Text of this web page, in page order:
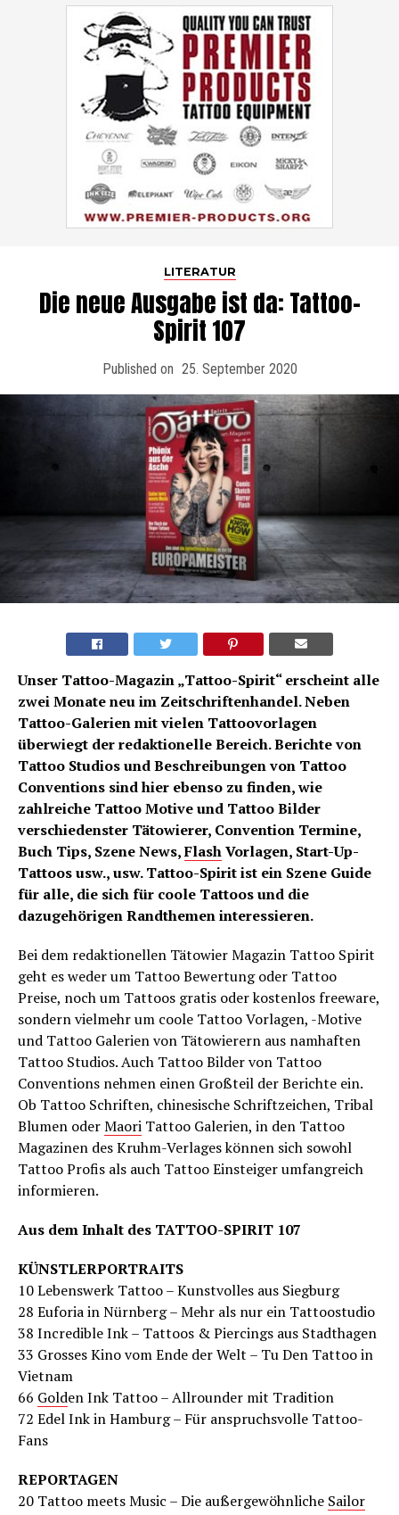
LITERATUR
Die neue Ausgabe ist da: Tattoo-
Spirit 107
Published on 25. September 2020
Unser Tattoo-Magazin „Tattoo-Spirit“ erscheint alle
zwei Monate neu im Zeitschriftenhandel. Neben
Tattoo-Galerien mit vielen Tattoovorlagen
überwiegt der redaktionelle Bereich. Berichte von
Tattoo Studios und Beschreibungen von Tattoo
Conventions sind hier ebenso zu finden, wie
zahlreiche Tattoo Motive und Tattoo Bilder
verschiedenster Tätowierer, Convention Termine,
Buch Tips, Szene News,FlashVorlagen, Start-Up-
Tattoos usw., usw. Tattoo-Spirit ist ein Szene Guide
für alle, die sich für coole Tattoos und die
dazugehörigen Randthemen interessieren.
Bei dem redaktionellen Tätowier Magazin Tattoo Spirit
geht es weder um Tattoo Bewertung oder Tattoo
Preise, noch um Tattoos gratis oder kostenlos freeware,
sondern vielmehr um coole Tattoo Vorlagen, -Motive
und Tattoo Galerien von Tätowierern aus namhaften
Tattoo Studios. Auch Tattoo Bilder von Tattoo
Conventions nehmen einen Großteil der Berichte ein.
Ob Tattoo Schriften, chinesische Schriftzeichen, Tribal
Blumen oderMaori Tattoo Galerien, in den Tattoo
Magazinen des Kruhm-Verlages können sich sowohl
Tattoo Profis als auch Tattoo Einsteiger umfangreich
informieren.
Aus dem Inhalt des TATTOO-SPIRIT 107
KÜNSTLERPORTRAITS
10 Lebenswerk Tattoo – Kunstvolles aus Siegburg
28 Euforia in Nürnberg – Mehr als nur ein Tattoostudio
38 Incredible Ink – Tattoos & Piercings aus Stadthagen
33 Grosses Kino vom Ende der Welt – Tu Den Tattoo in
Vietnam
66 Golden Ink Tattoo – Allrounder mit Tradition
72 Edel Ink in Hamburg – Für anspruchsvolle Tattoo-
Fans
REPORTAGEN
20 Tattoo meets Music – Die außergewöhnliche Sailor